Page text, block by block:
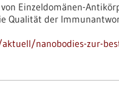
Einzeldomänen-
Qualität der
nanobodies-zur-